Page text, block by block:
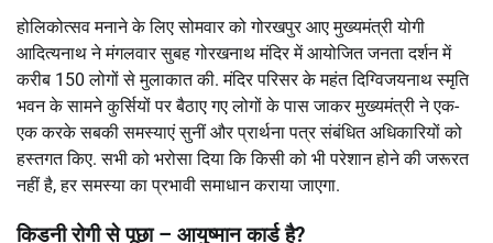
होलिकोत्सव मनाने के लिए सोमवार को गोरखपुर आए मुख्यमंत्री योगी
आदित्यनाथ ने मंगलवार सुबह गोरखनाथ मंदिर में आयोजित जनता दर्शन में
करीब 150 लोगों से मुलाकात की. मंदिर परिसर के महंत दिग्विजयनाथ स्मृति
भवन के सामने कुर्सियों पर बैठाए गए लोगों के पास जाकर मुख्यमंत्री ने एक-
एक करके सबकी समस्याएं सुनीं और प्रार्थना पत्र संबंधित अधिकारियों को
हस्तगत किए. सभी को भरोसा दिया कि किसी को भी परेशान होने की जरूरत
नहीं है, हर समस्या का प्रभावी समाधान कराया जाएगा.
किडनी रोगी से पूछा – आयुष्मान कार्ड है?